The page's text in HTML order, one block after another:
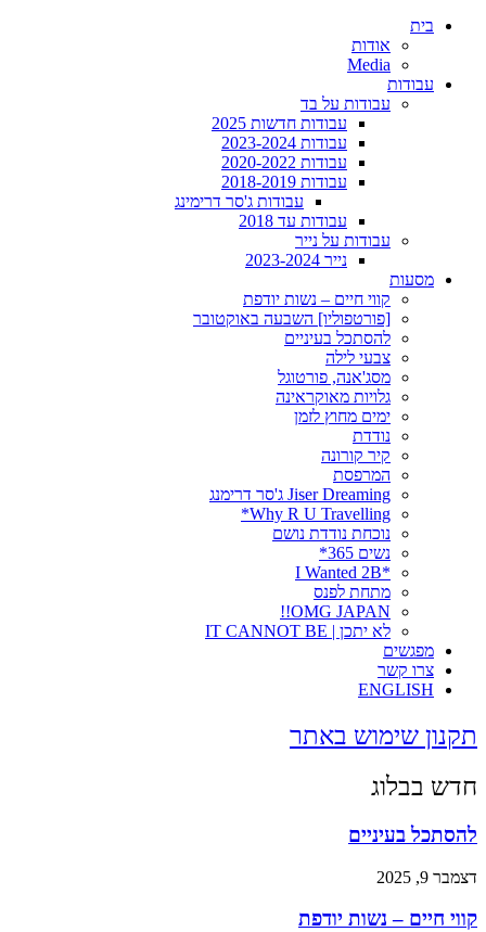
בית
אודות
Media
עבודות
עבודות על בד
עבודות חדשות 2025
עבודות 2023-2024
עבודות 2020-2022
עבודות 2018-2019
עבודות ג'סר דרימינג
עבודות עד 2018
עבודות על נייר
נייר 2023-2024
מסעות
קווי חיים – נשות יודפת
[פורטפוליו] השבעה באוקטובר
להסתכל בעיניים
צבעי לילה
מסג'אנה, פורטוגל
גלויות מאוקראינה
ימים מחוץ לזמן
נודדת
קיר קורונה
המרפסת
Jiser Dreaming ג'סר דרימנג
Why R U Travelling*
נוכחת נודדת נושם
נשים 365*
*I Wanted 2B
מתחת לפנס
OMG JAPAN!!
לא יתכן | IT CANNOT BE
מפגשים
צרו קשר
ENGLISH
תקנון שימוש באתר
חדש בבלוג
להסתכל בעיניים
דצמבר 9, 2025
קווי חיים – נשות יודפת